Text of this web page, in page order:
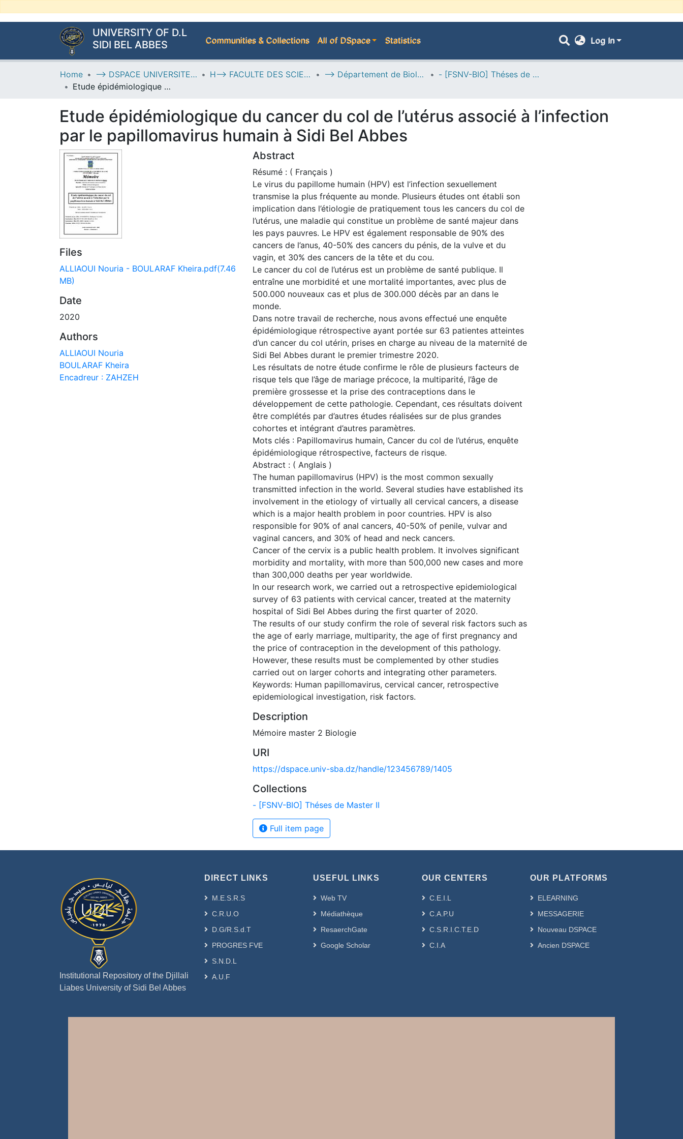
UNIVERSITY OF D.L
SIDI BEL ABBES
Communities & Collections All of DSpace Statistics Log In
Home --> DSPACE UNIVERSITE DJILALLI LIABES DE SIDI BEL ABBES H--> FACULTE DES SCIENCES DE LA NATURE ET DE LA VIE --> Département de Biologie
- [FSNV-BIO] Théses de Master II
Etude épidémiologique du cancer du col de l’utérus associé à l’infection par le papillomavirus humain à Sidi Bel Abbes
Etude épidémiologique du cancer du col de l’utérus associé à l’infection
par le papillomavirus humain à Sidi Bel Abbes
Files
ALLIAOUI Nouria - BOULARAF Kheira.pdf(7.46
MB)
Date
2020
Authors
ALLIAOUI Nouria
BOULARAF Kheira
Encadreur : ZAHZEH
Abstract
Résumé : ( Français )
Le virus du papillome humain (HPV) est l’infection sexuellement
transmise la plus fréquente au monde. Plusieurs études ont établi son
implication dans l’étiologie de pratiquement tous les cancers du col de
l’utérus, une maladie qui constitue un problème de santé majeur dans
les pays pauvres. Le HPV est également responsable de 90% des
cancers de l’anus, 40-50% des cancers du pénis, de la vulve et du
vagin, et 30% des cancers de la tête et du cou.
Le cancer du col de l’utérus est un problème de santé publique. Il
entraîne une morbidité et une mortalité importantes, avec plus de
500.000 nouveaux cas et plus de 300.000 décès par an dans le
monde.
Dans notre travail de recherche, nous avons effectué une enquête
épidémiologique rétrospective ayant portée sur 63 patientes atteintes
d’un cancer du col utérin, prises en charge au niveau de la maternité de
Sidi Bel Abbes durant le premier trimestre 2020.
Les résultats de notre étude confirme le rôle de plusieurs facteurs de
risque tels que l’âge de mariage précoce, la multiparité, l’âge de
première grossesse et la prise des contraceptions dans le
développement de cette pathologie. Cependant, ces résultats doivent
être complétés par d’autres études réalisées sur de plus grandes
cohortes et intégrant d’autres paramètres.
Mots clés : Papillomavirus humain, Cancer du col de l’utérus, enquête
épidémiologique rétrospective, facteurs de risque.
Abstract : ( Anglais )
The human papillomavirus (HPV) is the most common sexually
transmitted infection in the world. Several studies have established its
involvement in the etiology of virtually all cervical cancers, a disease
which is a major health problem in poor countries. HPV is also
responsible for 90% of anal cancers, 40-50% of penile, vulvar and
vaginal cancers, and 30% of head and neck cancers.
Cancer of the cervix is a public health problem. It involves significant
morbidity and mortality, with more than 500,000 new cases and more
than 300,000 deaths per year worldwide.
In our research work, we carried out a retrospective epidemiological
survey of 63 patients with cervical cancer, treated at the maternity
hospital of Sidi Bel Abbes during the first quarter of 2020.
The results of our study confirm the role of several risk factors such as
the age of early marriage, multiparity, the age of first pregnancy and
the price of contraception in the development of this pathology.
However, these results must be complemented by other studies
carried out on larger cohorts and integrating other parameters.
Keywords: Human papillomavirus, cervical cancer, retrospective
epidemiological investigation, risk factors.
Description
Mémoire master 2 Biologie
URI
https://dspace.univ-sba.dz/handle/123456789/1405
Collections
- [FSNV-BIO] Théses de Master II
Full item page
Institutional Repository of the Djillali
Liabes University of Sidi Bel Abbes
DIRECT LINKS
M.E.S.R.S
C.R.U.O
D.G/R.S.d.T
PROGRES FVE
S.N.D.L
A.U.F
USEFUL LINKS
Web TV
Médiathèque
ResaerchGate
Google Scholar
OUR CENTERS
C.E.I.L
C.A.P.U
C.S.R.I.C.T.E.D
C.I.A
OUR PLATFORMS
ELEARNING
MESSAGERIE
Nouveau DSPACE
Ancien DSPACE